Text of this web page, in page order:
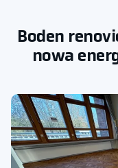
Boden
nowa